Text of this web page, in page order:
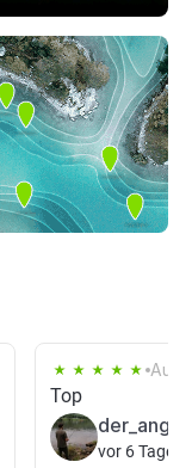
Aug
Top
vor 6 Tagen